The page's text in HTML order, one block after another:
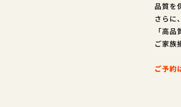
品質を
さらに
「高
ご家族
ご予約